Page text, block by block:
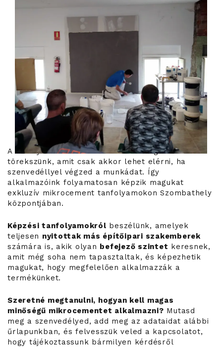
A Luxury Concrete-nál a tökéletességre
törekszünk, amit csak akkor lehet elérni, ha
szenvedéllyel végzed a munkádat. Így
alkalmazóink folyamatosan képzik magukat
exkluzív mikrocement tanfolyamokon Szombathely
központjában.
Képzési tanfolyamokról beszélünk, amelyek
teljesen nyitottak más építőipari szakemberek
számára is, akik olyan befejező szintet keresnek,
amit még soha nem tapasztaltak, és képezhetik
magukat, hogy megfelelően alkalmazzák a
termékünket.
Szeretné megtanulni, hogyan kell magas
minőségű mikrocementet alkalmazni? Mutasd
meg a szenvedélyed, add meg az adataidat alábbi
űrlapunkban, és felvesszük veled a kapcsolatot,
hogy tájékoztassunk bármilyen kérdésről